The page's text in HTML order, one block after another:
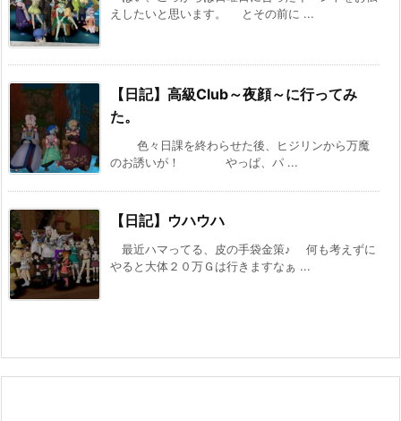
えしたいと思います。 とその前に ...
【日記】高級Club～夜顔～に行ってみ
た。
色々日課を終わらせた後、ヒジリンから万魔
のお誘いが！ やっぱ、パ ...
【日記】ウハウハ
最近ハマってる、皮の手袋金策♪ 何も考えずに
やると大体２０万Ｇは行きますなぁ ...